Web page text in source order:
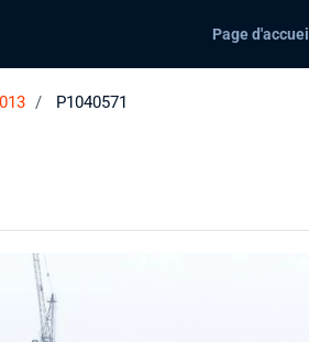
Page d'accueil
P1040571